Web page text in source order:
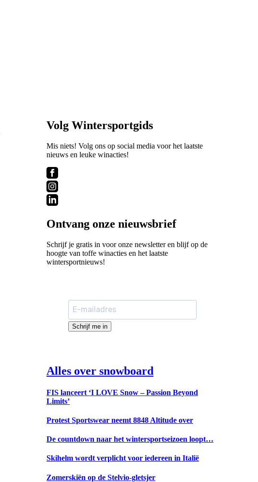
Volg Wintersportgids
Mis niets! Volg ons op social media voor het laatste
nieuws en leuke winacties!
Ontvang onze nieuwsbrief
Schrijf je gratis in voor onze newsletter en blijf op de
hoogte van toffe winacties en het laatste
wintersportnieuws!
Schrijf me in
Alles over snowboard
FIS lanceert ‘I LOVE Snow – Passion Beyond
Limits’
Protest Sportswear neemt 8848 Altitude over
De countdown naar het wintersportseizoen loopt…
Skihelm wordt verplicht voor iedereen in Italië
Zomerskiën op de Stelvio-gletsjer